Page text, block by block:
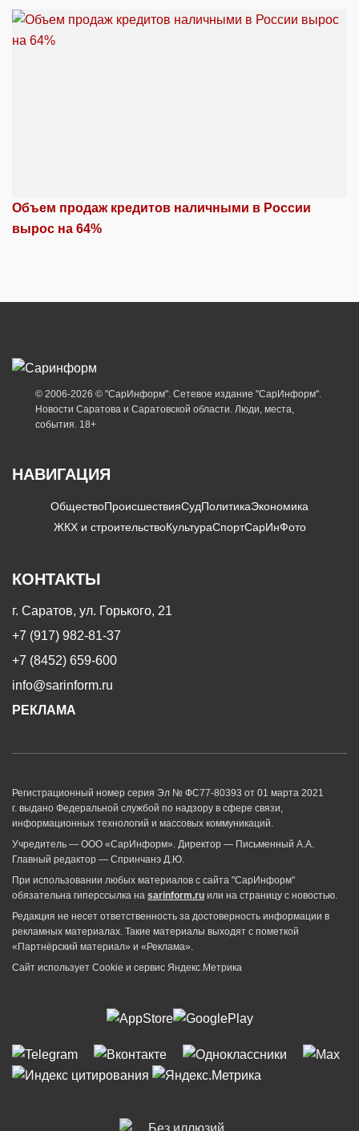
Объем продаж кредитов наличными в России
вырос на 64%
© 2006-2026 © "СарИнформ". Сетевое издание "СарИнформ".
Новости Саратова и Саратовской области. Люди, места,
события. 18+
НАВИГАЦИЯ
ОбществоПроисшествияСудПолитикаЭкономика
ЖКХ и строительствоКультураСпортСарИнФото
КОНТАКТЫ
г. Саратов, ул. Горького, 21
+7 (917) 982-81-37
+7 (8452) 659-600
info@sarinform.ru
РЕКЛАМА
Регистрационный номер серия Эл № ФС77-80393 от 01 марта 2021
г. выдано Федеральной службой по надзору в сфере связи,
информационных технологий и массовых коммуникаций.
Учредитель — ООО «СарИнформ». Директор — Письменный А.А.
Главный редактор — Спринчанэ Д.Ю.
При использовании любых материалов с сайта "СарИнформ"
обязательна гиперссылка на sarinform.ru или на страницу с новостью.
Редакция не несет ответственность за достоверность информации в
рекламных материалах. Такие материалы выходят с пометкой
«Партнёрский материал» и «Реклама».
Сайт использует Cookie и сервиc Яндекс.Метрика